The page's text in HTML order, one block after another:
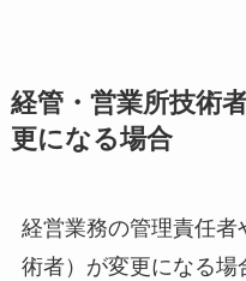
経管・営業所技術
更になる場合
経営業務の管理責任
術者）が変更になる